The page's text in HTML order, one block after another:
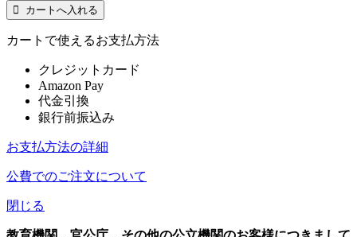
カートで使えるお支払方法
クレジットカード
Amazon Pay
代金引換
銀行前振込み
お支払方法の詳細
公費でのご注文について
閉じる